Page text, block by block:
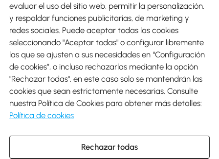
Envíos
Descargar Aosom App
Google Play
931 29 45 12 (L-V de 8:30 a 17:30h)
evaluar el uso del sitio web, permitir la personalización,
y respaldar funciones publicitarias, de marketing y
redes sociales. Puede aceptar todas las cookies
seleccionando "Aceptar todas" o configurar libremente
las que se ajusten a sus necesidades en “Configuración
de cookies”, o incluso rechazarlas mediante la opción
"Rechazar todas", en este caso solo se mantendrán las
cookies que sean estrictamente necesarias. Consulte
nuestra Política de Cookies para obtener más detalles:
Política de cookies
Rechazar todas